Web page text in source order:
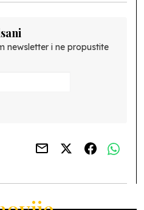
newsletter i ne propustite